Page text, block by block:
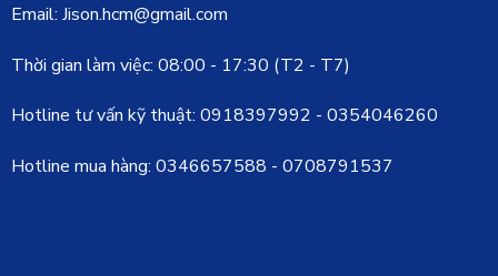
Email: Jison.hcm@gmail.com
Thời gian làm việc: 08:00 - 17:30 (T2 - T7)
Hotline tư vấn kỹ thuật: 0918397992 - 0354046260
Hotline mua hàng: 0346657588 - 0708791537